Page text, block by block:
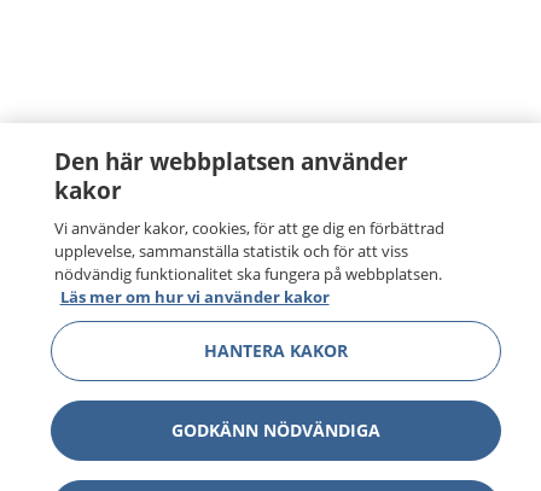
Den här webbplatsen använder
kakor
Vi använder kakor, cookies, för att ge dig en förbättrad
upplevelse, sammanställa statistik och för att viss
nödvändig funktionalitet ska fungera på webbplatsen.
Läs mer om hur vi använder kakor
HANTERA KAKOR
GODKÄNN NÖDVÄNDIGA